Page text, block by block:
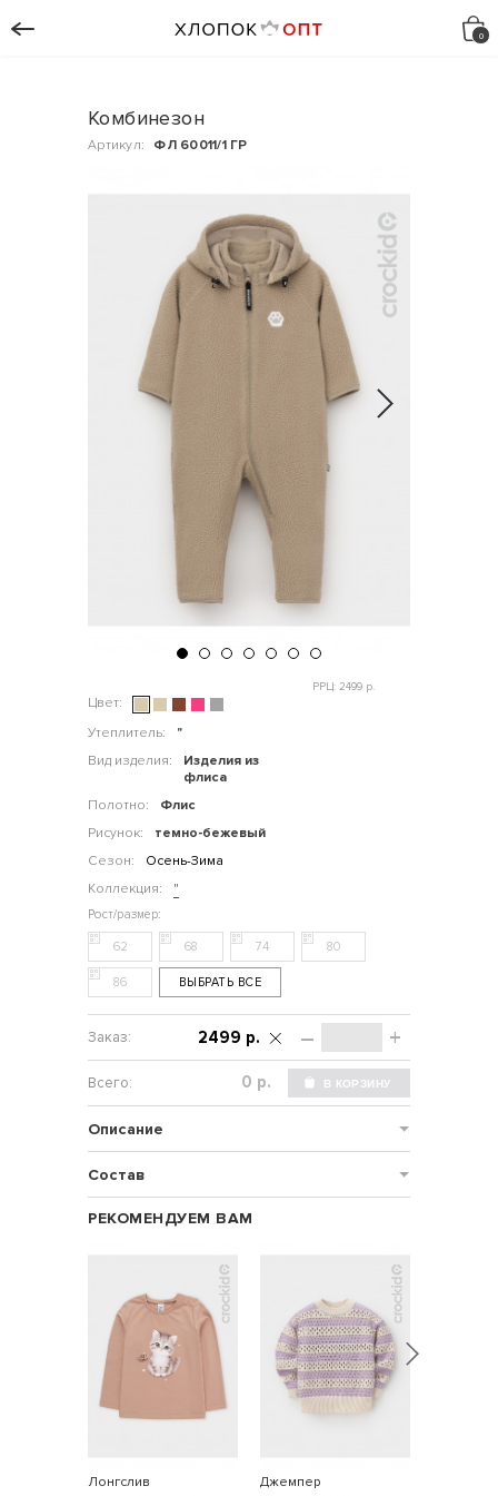
Комбинезон
Артикул: ФЛ 60011/1 ГР
Цвет:
Утеплитель:
"
Вид изделия:
Изделия из
флиса
Полотно:
Флис
Рисунок:
темно-бежевый
Сезон:
Осень-Зима
Коллекция:
"
РРЦ: 2499 р.
62 68 74 80
86 ВЫБРАТЬ ВСЕ
– +
2499 р.
р.
Описание
Состав
РЕКОМЕНДУЕМ ВАМ
Лонгслив Джемпер